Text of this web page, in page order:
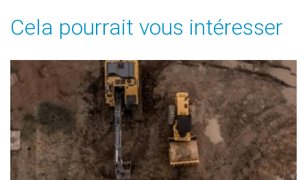
Cela pourrait vous intéresser